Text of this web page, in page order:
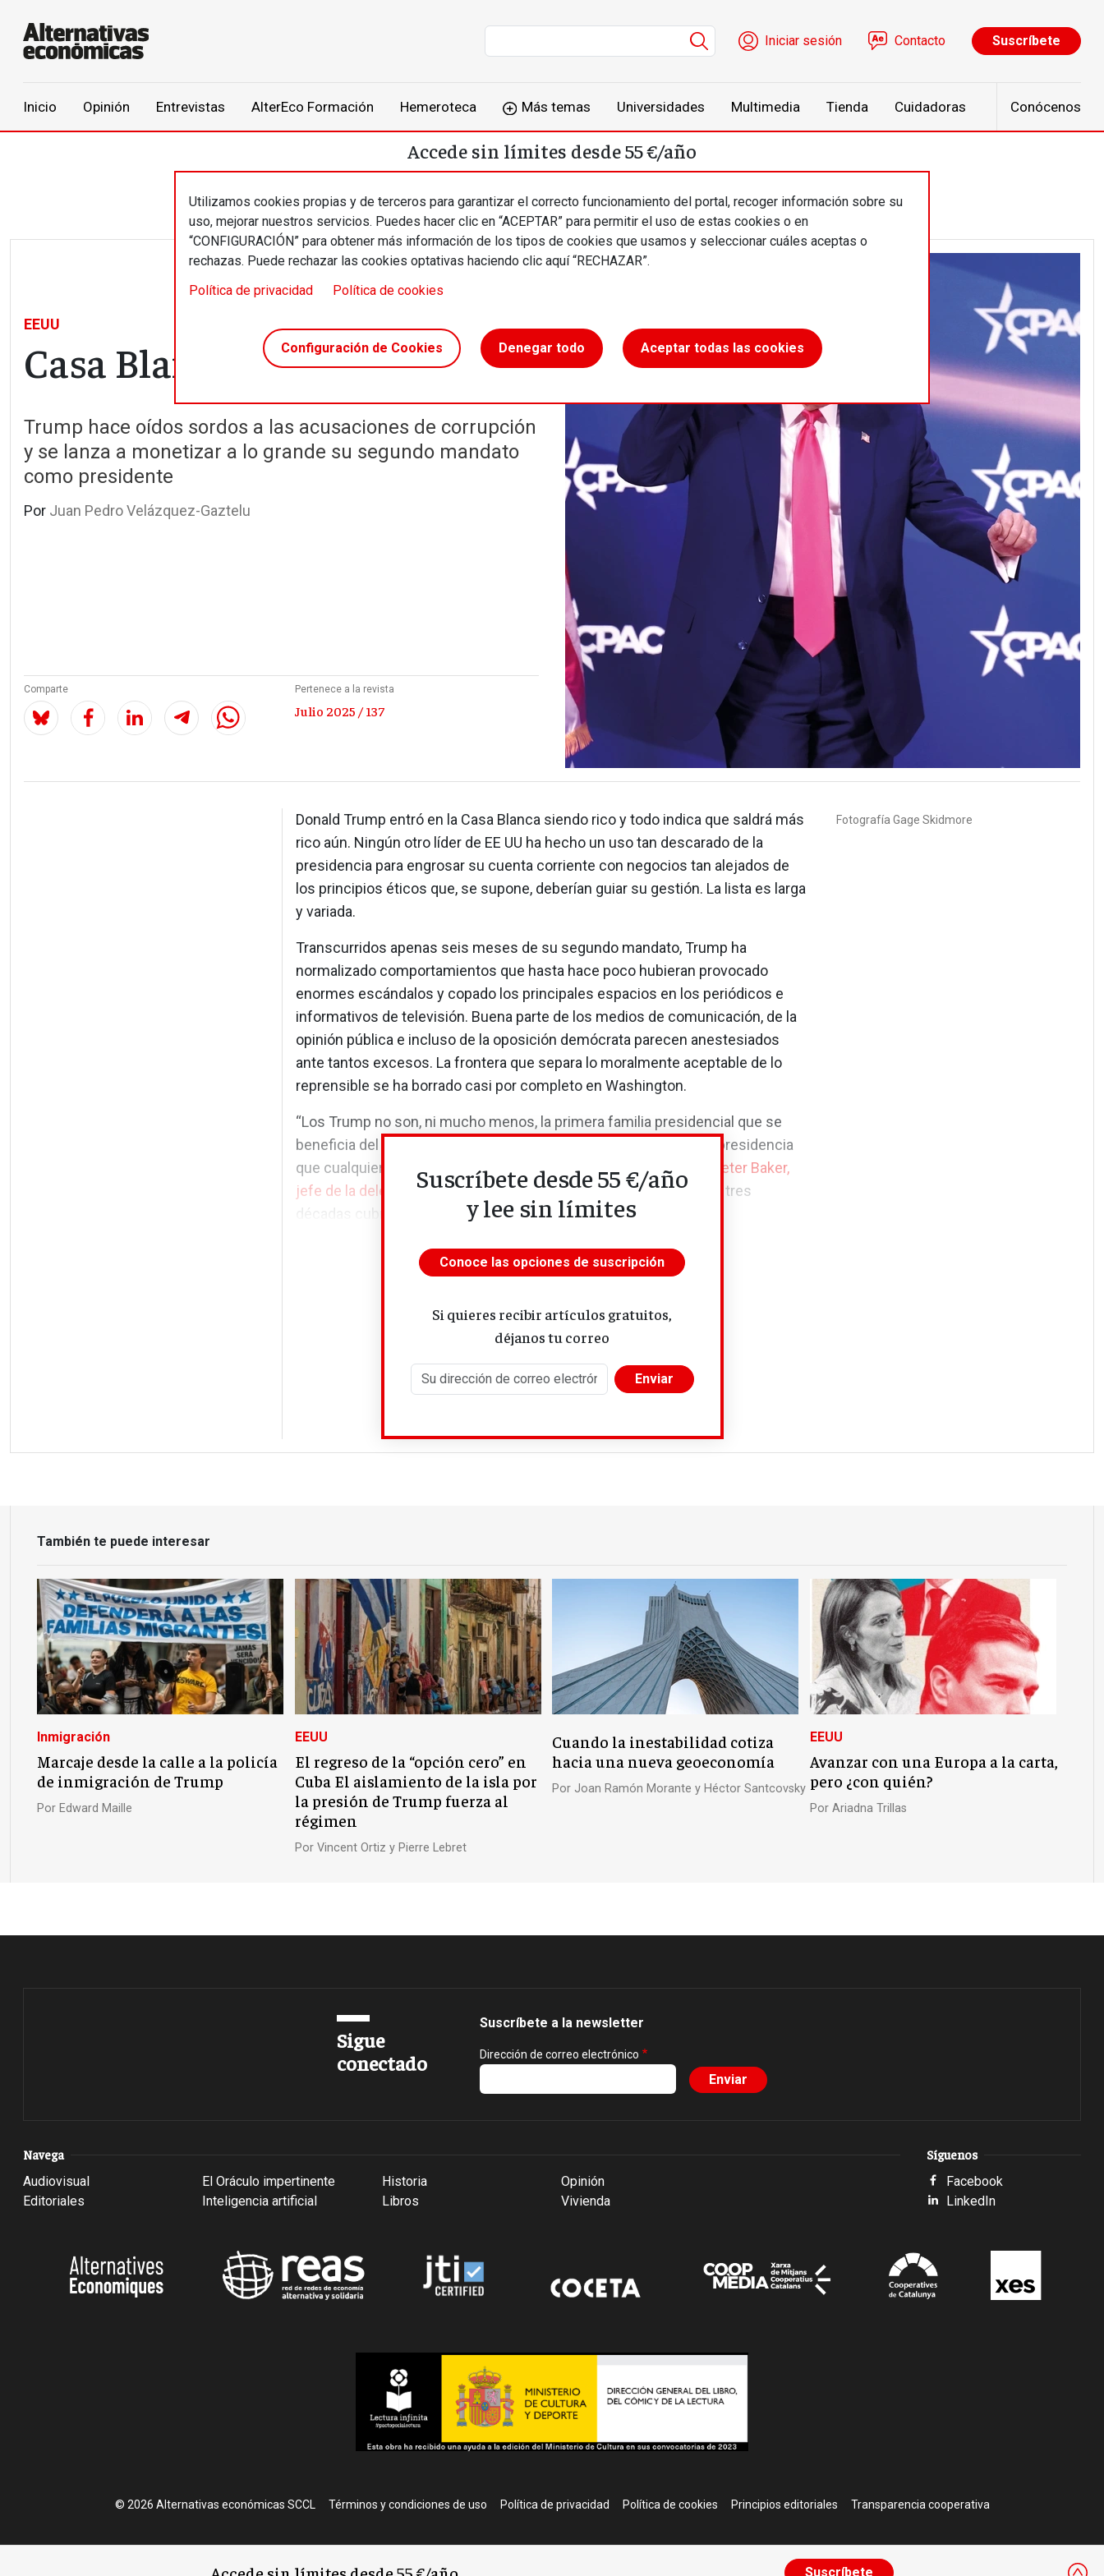
Menú de cuenta de usuario
Iniciar sesión Contacto Suscríbete
Inicio Opinión Entrevistas AlterEco Formación Hemeroteca Más temas Universidades Multimedia Tienda Cuidadoras Conócenos
Utilizamos cookies propias y de terceros para garantizar el correcto funcionamiento del portal, recoger información sobre su
uso, mejorar nuestros servicios. Puedes hacer clic en “ACEPTAR” para permitir el uso de estas cookies o en
“CONFIGURACIÓN” para obtener más información de los tipos de cookies que usamos y seleccionar cuáles aceptas o
rechazas. Puede rechazar las cookies optativas haciendo clic aquí “RECHAZAR”.
Política de privacidad
Política de cookies
Configuración de Cookies Denegar todo Aceptar todas las cookies
Accede sin límites desde 55 €/año
EEUU
Casa Blanca SA
Trump hace oídos sordos a las acusaciones de corrupción
y se lanza a monetizar a lo grande su segundo mandato
como presidente
Por Juan Pedro Velázquez-Gaztelu
Comparte Pertenece a la revista
Julio 2025 / 137
Fotografía Gage Skidmore
Donald Trump entró en la Casa Blanca siendo rico y todo indica que saldrá más
rico aún. Ningún otro líder de EE UU ha hecho un uso tan descarado de la
presidencia para engrosar su cuenta corriente con negocios tan alejados de
los principios éticos que, se supone, deberían guiar su gestión. La lista es larga
y variada.
Transcurridos apenas seis meses de su segundo mandato, Trump ha
normalizado comportamientos que hasta hace poco hubieran provocado
enormes escándalos y copado los principales espacios en los periódicos e
informativos de televisión. Buena parte de los medios de comunicación, de la
opinión pública e incluso de la oposición demócrata parecen anestesiados
ante tantos excesos. La frontera que separa lo moralmente aceptable de lo
reprensible se ha borrado casi por completo en Washington.
“Los Trump no son, ni mucho menos, la primera familia presidencial que se
beneficia del poder, pero ha hecho mucho más para monetizar la presidencia
que cualquier otra que haya pasado por la Casa Blanca”,
escribió Peter Baker,
jefe de la delegación delNew York Timesen Washington, que lleva tres
décadas cubriendo la...
Suscríbete desde 55 €/año
y lee sin límites
Conoce las opciones de suscripción
Si quieres recibir artículos gratuitos,
déjanos tu correo
También te puede interesar
Inmigración
Marcaje desde la calle a la policía
de inmigración de Trump
Por Edward Maille
EEUU
El regreso de la “opción cero” en
Cuba El aislamiento de la isla por
la presión de Trump fuerza al
régimen
Por Vincent Ortiz y Pierre Lebret
Cuando la inestabilidad cotiza
hacia una nueva geoeconomía
Por Joan Ramón Morante y Héctor Santcovsky
EEUU
Avanzar con una Europa a la carta,
pero ¿con quién?
Por Ariadna Trillas
Suscríbete
Sigue
conectado
Suscríbete a la newsletter
Dirección de correo electrónico
Navega
Audiovisual
Editoriales
El Oráculo impertinente
Inteligencia artificial
Historia
Libros
Opinión
Vivienda
Síguenos
Facebook
LinkedIn
© 2026 Alternativas económicas SCCL Footer
Términos y condiciones de uso Política de privacidad Política de cookies Principios editoriales Transparencia cooperativa